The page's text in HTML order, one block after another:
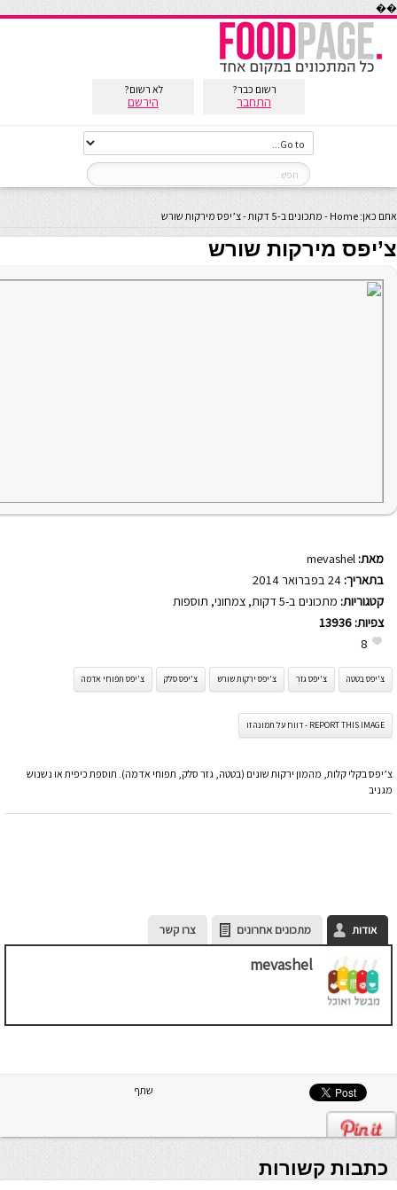
��
רשום כבר?
התחבר
לא רשום?
הירשם
אתם כאן: Home
- מתכונים ב-5 דקות -צ’יפס מירקות שורש
צ’יפס מירקות שורש
מאת: mevashel
בתאריך:
קטגוריות: מתכונים ב-5 דקות , צמחוני, תוספות
צפיות: 13936
8
צ'יפס בטטה צ'יפס גזר צ'יפס ירקות שורש צ'יפס סלק צ'יפס תפוחי אדמה
REPORT THIS IMAGE - דווח על תמונה זו
צ’יפס בקלי קלות, מהמון ירקות שונים (בטטה, גזר סלק, תפוחי אדמה). תוספת כיפית או נשנוש
מגניב
אודות מתכונים אחרונים צרו קשר
mevashel
שתף
כתבות קשורות